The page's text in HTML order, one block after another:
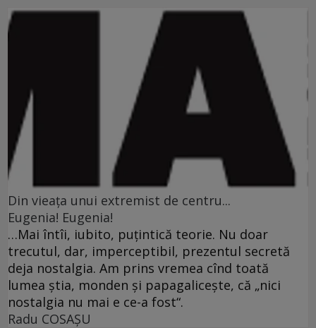
Din vieaţa unui extremist de centru...
Eugenia! Eugenia!
…Mai întîi, iubito, puţintică teorie. Nu doar
trecutul, dar, imperceptibil, prezentul secretă
deja nostalgia. Am prins vremea cînd toată
lumea ştia, monden şi papagaliceşte, că „nici
nostalgia nu mai e ce-a fost“.
Radu COSAŞU